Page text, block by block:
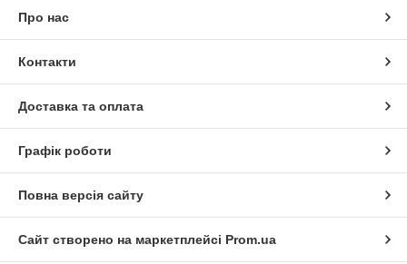
Про нас
Контакти
Доставка та оплата
Графік роботи
Повна версія сайту
Сайт створено на маркетплейсі Prom.ua